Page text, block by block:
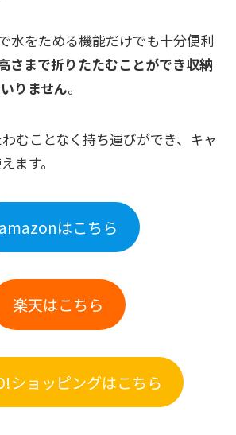
水をためる機能だけでも十分便利
さまで折りたたむことができ収納
りません。
むことなく持ち運びができ、キャ
ます。
amazonはこちら
楽天はこちら
ショッピングはこちら